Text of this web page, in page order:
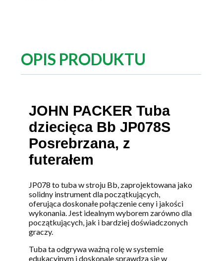
OPIS PRODUKTU
JOHN PACKER Tuba
dziecięca Bb JP078S
Posrebrzana, z
futerałem
JP078 to tuba w stroju Bb, zaprojektowana jako
solidny instrument dla początkujących,
oferująca doskonałe połączenie ceny i jakości
wykonania. Jest idealnym wyborem zarówno dla
początkujących, jak i bardziej doświadczonych
graczy.
Tuba ta odgrywa ważną rolę w systemie
edukacyjnym i doskonale sprawdza się w